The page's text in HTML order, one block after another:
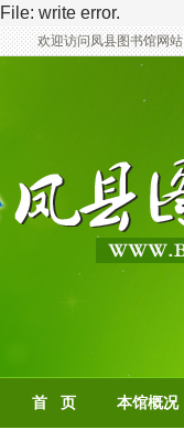
File: write error.
欢迎访问凤县图书馆网站
首 页 本馆概况